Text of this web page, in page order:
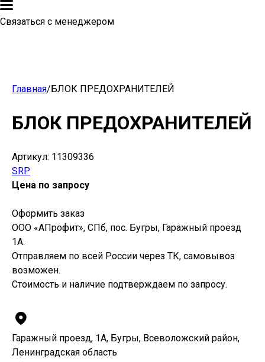
Связаться с менеджером
Главная/БЛОК ПРЕДОХРАНИТЕЛЕЙ
БЛОК ПРЕДОХРАНИТЕЛЕЙ
Артикул: 11309336
SRP
Цена по запросу
Оформить заказ
ООО «АПрофит», СПб, пос. Бугры, Гаражный проезд
1А.
Отправляем по всей России через ТК, самовывоз
возможен.
Стоимость и наличие подтверждаем по запросу.
Гаражный проезд, 1А, Бугры, Всеволожский район,
Ленинградская область